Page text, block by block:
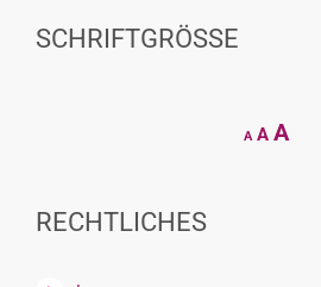
SCHRIFTGRÖSSE
A
Decrease
font
A Reset
A
RECHTLICHES